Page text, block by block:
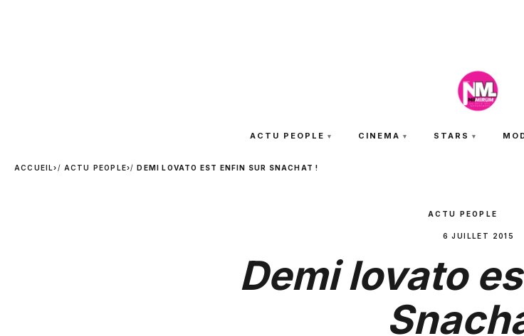
ACTU PEOPLE CINEMA STARS
ACCUEIL› ACTU PEOPLE› DEMI LOVATO EST ENFIN SUR SNACHAT !
ACTU PEOPLE
6 JUILLET 2015
Demi lovato